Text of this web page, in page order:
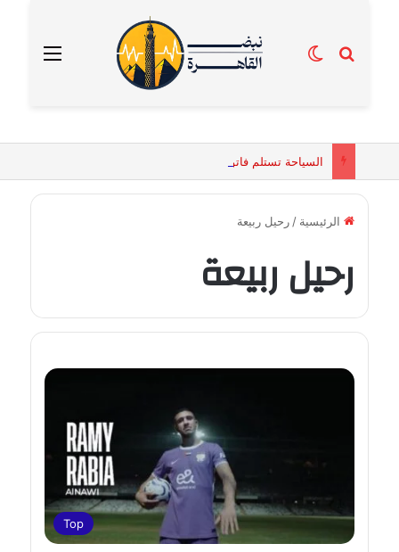
القائمة بحث عنالوضع المظلم
الرئيسية / رحيل ربيعة
رحيل ربيعة
Top